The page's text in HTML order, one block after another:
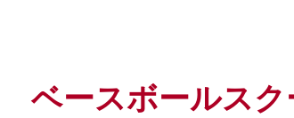
ベースボールスク